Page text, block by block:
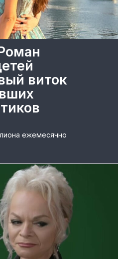
виток
ежемесячно